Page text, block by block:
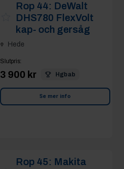
Rop 44: DeWalt
DHS780 FlexVolt
kap- och gersåg
Hede
Slutpris:
3 900 kr Hgbab
Se mer info
Rop 45: Makita